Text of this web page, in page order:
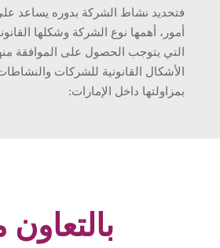
فتحديد نشاط الشركة بدوره يساعد
أمور، أهمها نوع الشركة وشكلها
التي يتوجب الحصول على الموافقة
الأشكال القانونية للشركات
بمزاولتها داخل الإمارات:
بالتعاون